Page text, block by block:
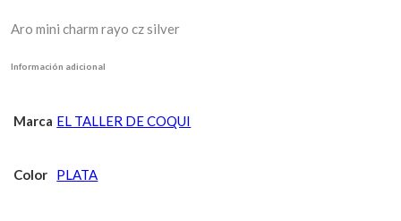
Aro mini charm rayo cz silver
Información adicional
Marca EL TALLER DE COQUI
Color PLATA